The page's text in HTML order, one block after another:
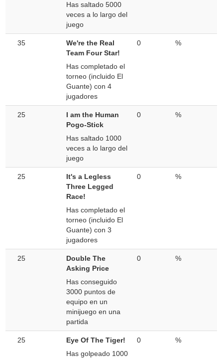
Has saltado 5000
veces a lo largo del
juego
35
We're the Real
Team Four Star!
Has completado el
torneo (incluido El
Guante) con 4
jugadores
0 %
25
I am the Human
Pogo-Stick
Has saltado 1000
veces a lo largo del
juego
0 %
25
It's a Legless
Three Legged
Race!
Has completado el
torneo (incluido El
Guante) con 3
jugadores
0 %
25
Double The
Asking Price
Has conseguido
3000 puntos de
equipo en un
minijuego en una
partida
0 %
25
Eye Of The Tiger!
Has golpeado 1000
0 %